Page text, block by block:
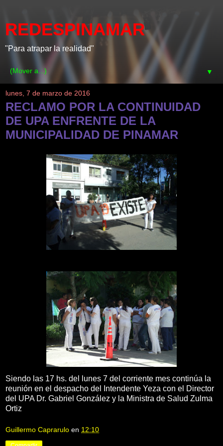
REDESPINAMAR
"Para atrapar la realidad"
▼
lunes, 7 de marzo de 2016
RECLAMO POR LA CONTINUIDAD
DE UPA ENFRENTE DE LA
MUNICIPALIDAD DE PINAMAR
Siendo las 17 hs. del lunes 7 del corriente mes continúa la
reunión en el despacho del Intendente Yeza con el Director
del UPA Dr. Gabriel González y la Ministra de Salud Zulma
Ortiz
Guillermo Caprarulo en 12:10